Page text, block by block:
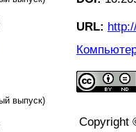
выпуск)
URL:
Copyright